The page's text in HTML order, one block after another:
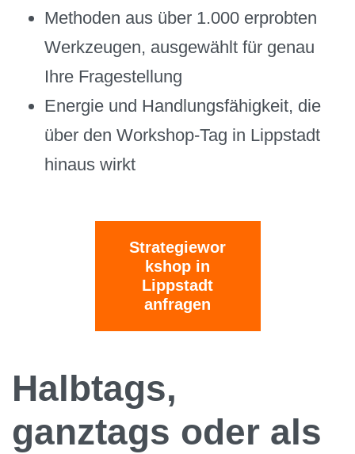
Methoden aus über 1.000 erprobten
Werkzeugen, ausgewählt für genau
Ihre Fragestellung
Energie und Handlungsfähigkeit, die
über den Workshop-Tag in Lippstadt
hinaus wirkt
Strategiewor
kshop in
Lippstadt
anfragen
Halbtags,
ganztags oder als